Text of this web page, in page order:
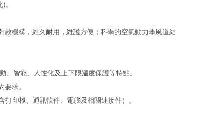
。
機構，經久耐用，維護方便；科學的空氣動力學風道結
智能、人性化及上下限溫度保護等特點。
求。
印機、通訊軟件、電腦及相關連接件）。